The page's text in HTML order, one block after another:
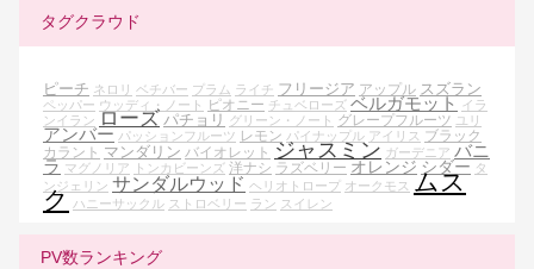
タグクラウド
ピーチ ネロリ ベチバー プラム ライチ フリージア アップル スズラン
ペッパー ウッディ・ノート ピオニー チュベローズ ベルガモット イラ
ンイラン ローズ パチョリ グリーン・ノート グレープフルーツ ユリ
アンバー パッションフルーツ レモン パイナップル アイリス ブラック
カラント マンダリン バイオレット ジャスミン ガーデニア バニ
ラ マグノリア トンカビーンズ 洋ナシ ラズベリー オレンジ シダー タ
ンジェリン サンダルウッド ヘリオトロープ オークモス ムス
ク ハニーサックル ストロベリー ラン スイレン
PV数ランキング